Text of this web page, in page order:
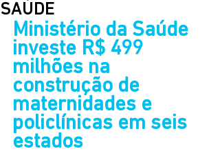
SAÚDE
Ministério da Saúde
investe R$ 499
milhões na
construção de
maternidades e
policlínicas em seis
estados